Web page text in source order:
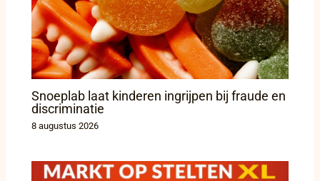
Snoeplab laat kinderen ingrijpen bij fraude en
discriminatie
8 augustus 2026